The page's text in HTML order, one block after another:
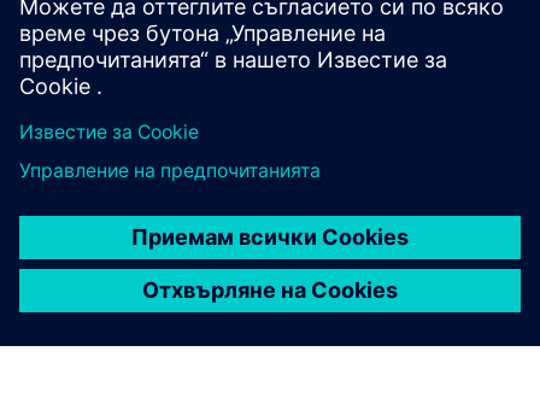
Разгледайте ресурси и
свързани продукти
Допълнителна информация и
Връзка към техническата документация на Wittra